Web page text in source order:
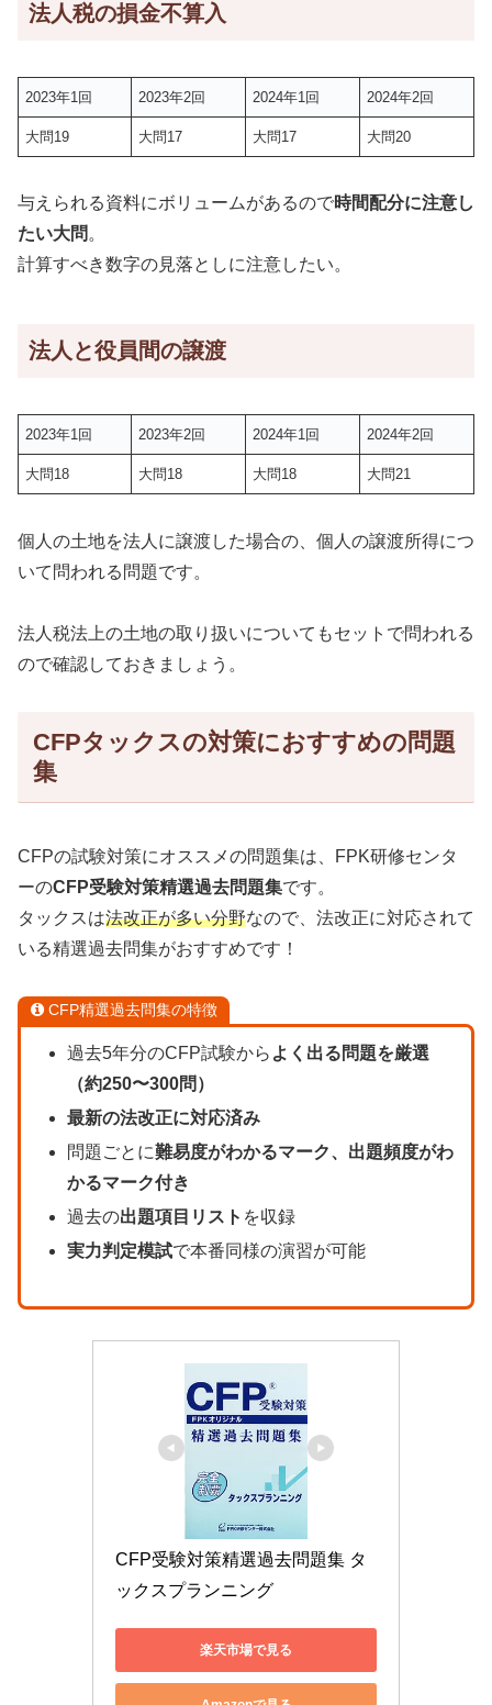
法人税の損金不算入
2023年1回 2023年2回 2024年1回 2024年2回
大問19 大問17 大問17 大問20
与えられる資料にボリュームがあるので時間配分に注意し
たい大問 。
計算すべき数字の見落としに注意したい。
法人と役員間の譲渡
2023年1回 2023年2回 2024年1回 2024年2回
大問18 大問18 大問18 大問21
個人の土地を法人に譲渡した場合の、個人の譲渡所得につ
いて問われる問題です。
法人税法上の土地の取り扱いについてもセットで問われる
ので確認しておきましょう。
CFPタックスの対策におすすめの問題
集
CFPの試験対策にオススメの問題集は、FPK研修センタ
ーのCFP受験対策精選過去問題集です。
タックスは法改正が多い分野なので、法改正に対応されて
いる精選過去問集がおすすめです！
CFP精選過去問集の特徴
過去5年分のCFP試験から よく出る問題を厳選
（約250〜300問）
最新の法改正に対応済み
問題ごとに難易度がわかるマーク、出題頻度がわ
かるマーク付き
過去の出題項目リスト を収録
実力判定模試で本番同様の演習が可能
CFP受験対策精選過去問題集 タ
ックスプランニング
楽天市場で見る